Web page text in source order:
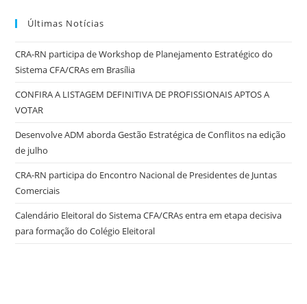
Últimas Notícias
CRA-RN participa de Workshop de Planejamento Estratégico do
Sistema CFA/CRAs em Brasília
CONFIRA A LISTAGEM DEFINITIVA DE PROFISSIONAIS APTOS A
VOTAR
Desenvolve ADM aborda Gestão Estratégica de Conflitos na edição
de julho
CRA-RN participa do Encontro Nacional de Presidentes de Juntas
Comerciais
Calendário Eleitoral do Sistema CFA/CRAs entra em etapa decisiva
para formação do Colégio Eleitoral